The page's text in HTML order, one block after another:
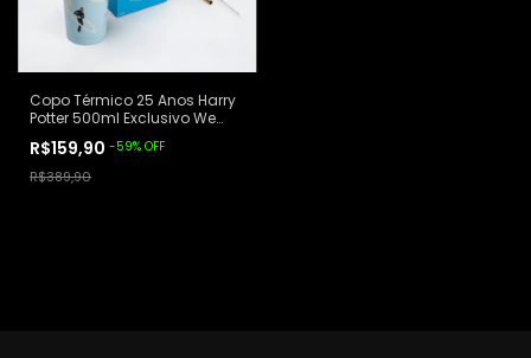
Copo Térmico 25 Anos Harry
Potter 500ml Exclusivo We
Potter
R$159,90 -59% OFF
R$389,90